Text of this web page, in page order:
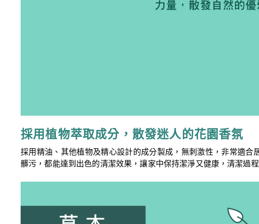
採用植物萃取成分，散發迷人的花園香氛
採用精油、其他植物及精心設計的成分製成，無刺激性，非常適合
髒污，都能達到出色的清潔效果，讓家中保持潔淨又健康，清潔過